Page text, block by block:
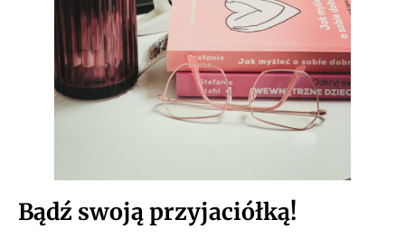
Bądź swoją przyjaciółką!